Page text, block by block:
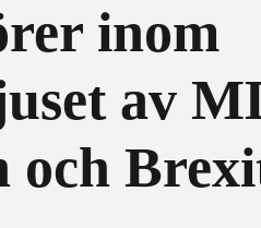
inom
av
och